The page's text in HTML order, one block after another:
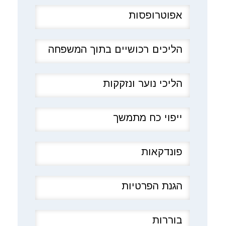
אפוטרופסות
הליכים רכושיים בתוך המשפחה
הליכי נוער ונזקקות
ייפוי כח מתמשך
פונדקאות
הגנת הפרטיות
בוררות